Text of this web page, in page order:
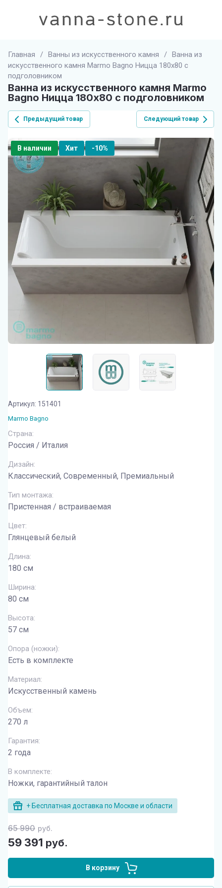
Главная / Ванны из искусственного камня / Ванна из
искусственного камня Marmo Bagno Ницца 180x80 с
подголовником
Ванна из искусственного камня Marmo
Bagno Ницца 180x80 с подголовником
Предыдущий товар Следующий товар
В наличии Хит -10%
Артикул: 151401
Marmo Bagno
Страна:
Россия / Италия
Дизайн:
Классический, Современный, Премиальный
Тип монтажа:
Пристенная / встраиваемая
Цвет:
Глянцевый белый
Длина:
180 см
Ширина:
80 см
Высота:
57 см
Опора (ножки):
Есть в комплекте
Материал:
Искусственный камень
Объем:
270 л
Гарантия:
2 года
В комплекте:
Ножки, гарантийный талон
+ Бесплатная доставка по Москве и области
65 990 руб.
59 391 руб.
В корзину